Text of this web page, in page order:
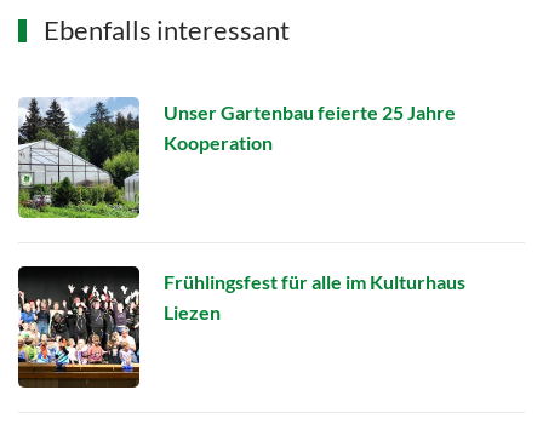
Ebenfalls interessant
Unser Gartenbau feierte 25 Jahre
Kooperation
Frühlingsfest für alle im Kulturhaus
Liezen